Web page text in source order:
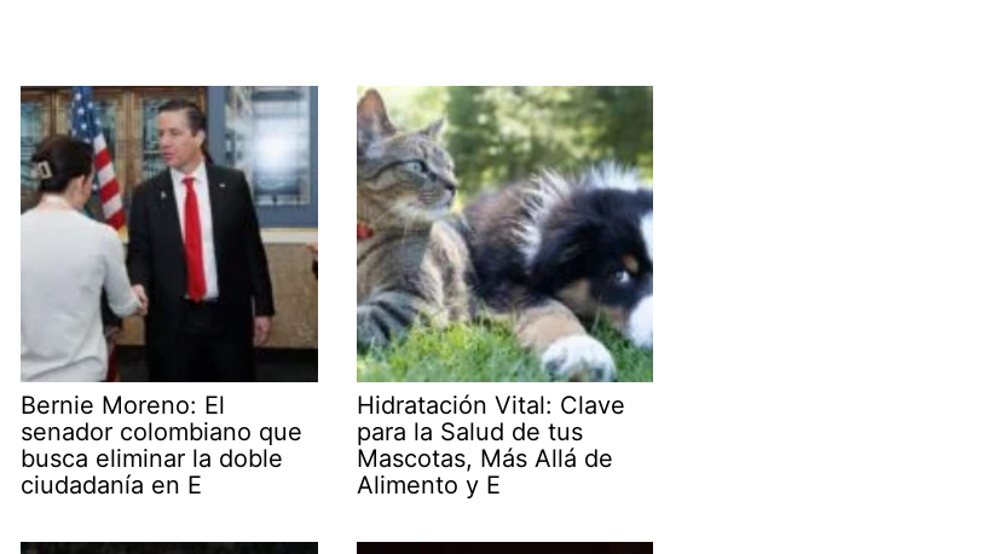
Bernie Moreno: El
senador colombiano que
busca eliminar la doble
ciudadanía en E
Hidratación Vital: Clave
para la Salud de tus
Mascotas, Más Allá de
Alimento y E